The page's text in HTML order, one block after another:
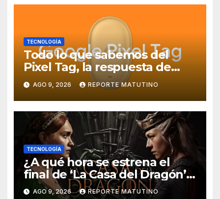
TECNOLOGÍA
Todo lo que sabemos del
Pixel Tag, la respuesta de
Google a los AirTag:
características, precio y más
AGO 9, 2026 REPORTE MATUTINO
TECNOLOGÍA
¿A qué hora se estrena el
final de ‘La Casa del Dragón’
temporada 3 en HBO Max?
AGO 9, 2026 REPORTE MATUTINO